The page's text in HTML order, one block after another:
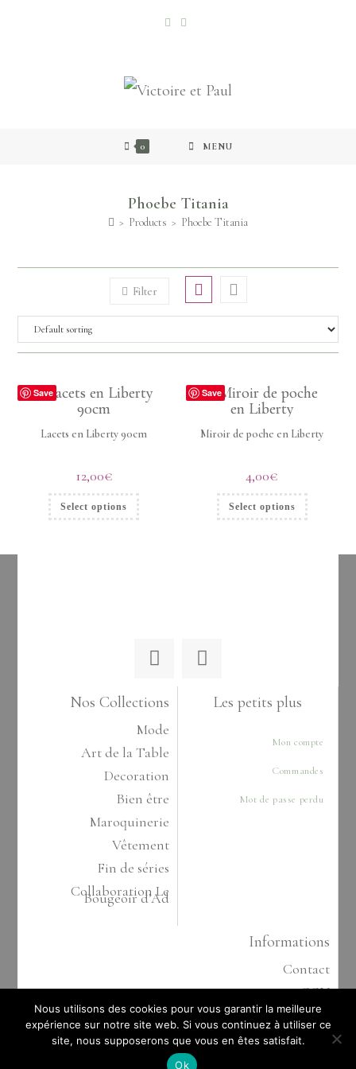
0 MENU
Phoebe Titania
> Products > Phoebe Titania
Filter
Save
Lacets en Liberty 90cm
12,00€
Select options
Save
Miroir de poche en Liberty
4,00€
Select options
Nos Collections
Mode
Art de la Table
Decoration
Bien être
Maroquinerie
Vêtement
Fin de séries
Collaboration Le
Bougeoir d’Ad
Les petits plus
Mon compte
Commandes
Mot de passe perdu
Informations
Contact
CGV
Politique de confidentialité
Cookies
Nous utilisons des cookies pour vous garantir la meilleure
expérience sur notre site web. Si vous continuez à utiliser ce
site, nous supposerons que vous en êtes satisfait.
Ok